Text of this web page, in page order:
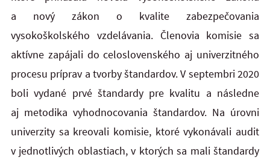
a nový zákon o kvalite zabezpečovania
vysokoškolského vzdelávania. Členovia komisie sa
aktívne zapájali do celoslovenského aj univerzitného
procesu príprav a tvorby štandardov. V septembri 2020
boli vydané prvé štandardy pre kvalitu a následne
aj metodika vyhodnocovania štandardov. Na úrovni
univerzity sa kreovali komisie, ktoré vykonávali audit
v jednotlivých oblastiach, v ktorých sa mali štandardy